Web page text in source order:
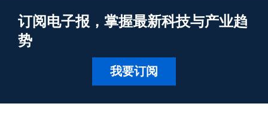
订阅电子报，掌握最新科技与产业趋
势
我要订阅